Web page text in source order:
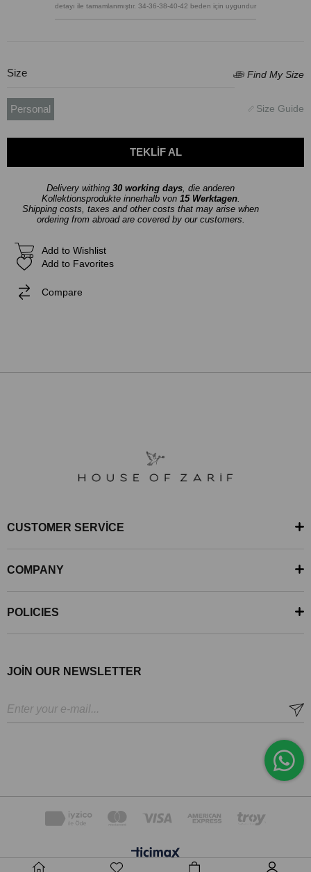
detayı ile tamamlanmıştır. 34-36-38-40-42 beden için uygundur
Size
Personal
Delivery withing 30 working days , die anderen
Kollektionsprodukte innerhalb von 15 Werktagen.
Shipping costs, taxes and other costs that may arise when
ordering from abroad are covered by our customers.
Add to Favorites
Add to Wishlist
Compare
CUSTOMER SERVİCE
COMPANY
POLICIES
JOİN OUR NEWSLETTER